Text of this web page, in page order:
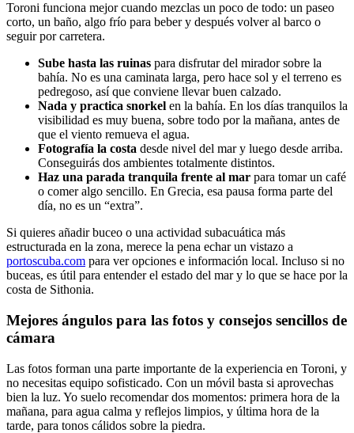
Toroni funciona mejor cuando mezclas un poco de todo: un paseo
corto, un baño, algo frío para beber y después volver al barco o
seguir por carretera.
Sube hasta las ruinas para disfrutar del mirador sobre la
bahía. No es una caminata larga, pero hace sol y el terreno es
pedregoso, así que conviene llevar buen calzado.
Nada y practica snorkel en la bahía. En los días tranquilos la
visibilidad es muy buena, sobre todo por la mañana, antes de
que el viento remueva el agua.
Fotografía la costa desde nivel del mar y luego desde arriba.
Conseguirás dos ambientes totalmente distintos.
Haz una parada tranquila frente al mar para tomar un café
o comer algo sencillo. En Grecia, esa pausa forma parte del
día, no es un “extra”.
Si quieres añadir buceo o una actividad subacuática más
estructurada en la zona, merece la pena echar un vistazo a
portoscuba.com para ver opciones e información local. Incluso si no
buceas, es útil para entender el estado del mar y lo que se hace por la
costa de Sithonia.
Mejores ángulos para las fotos y consejos sencillos de
cámara
Las fotos forman una parte importante de la experiencia en Toroni, y
no necesitas equipo sofisticado. Con un móvil basta si aprovechas
bien la luz. Yo suelo recomendar dos momentos: primera hora de la
mañana, para agua calma y reflejos limpios, y última hora de la
tarde, para tonos cálidos sobre la piedra.